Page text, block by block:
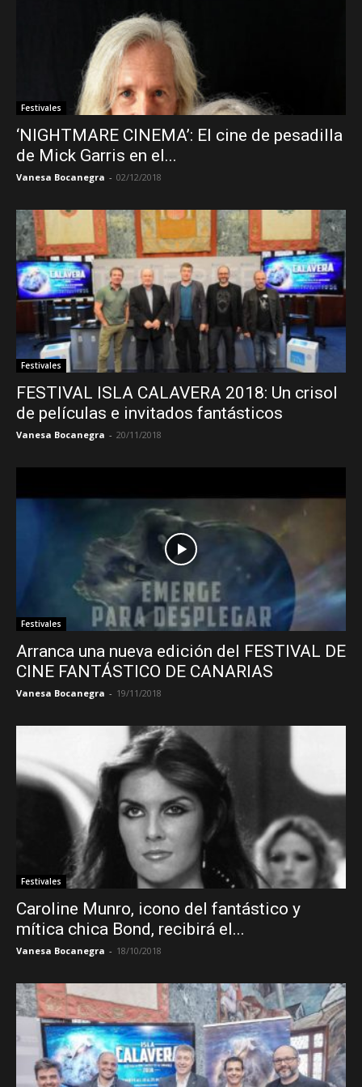
Festivales
‘NIGHTMARE CINEMA’: El cine de pesadilla
de Mick Garris en el...
Vanesa Bocanegra - 02/12/2018
Festivales
FESTIVAL ISLA CALAVERA 2018: Un crisol
de películas e invitados fantásticos
Vanesa Bocanegra - 20/11/2018
Festivales
Arranca una nueva edición del FESTIVAL DE
CINE FANTÁSTICO DE CANARIAS
Vanesa Bocanegra - 19/11/2018
Festivales
Caroline Munro, icono del fantástico y
mítica chica Bond, recibirá el...
Vanesa Bocanegra - 18/10/2018